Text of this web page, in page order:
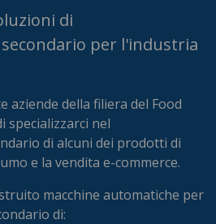
di
per l'industria
aziende della filiera del Food
specializzarci nel
di alcuni dei prodotti di
e la vendita e-commerce.
macchine automatiche per
di: